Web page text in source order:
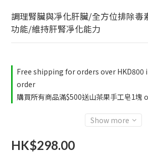
調理腎臟與凈化肝臟/全方位排除毒
功能/維持肝腎凈化能力
Free shipping for orders over HKD800
order
購買所有商品滿$500送山茶果手工皂1塊
Show more
HK$298.00